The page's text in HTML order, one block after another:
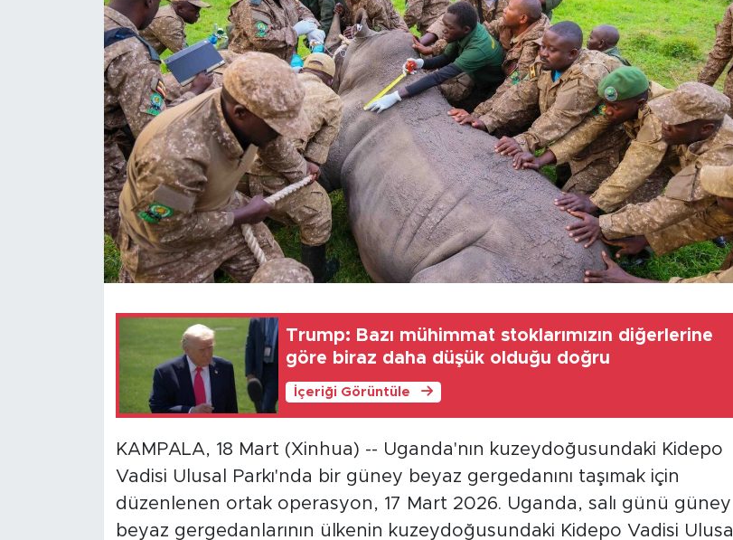
Trump: Bazı mühimmat stoklarımızın diğerlerine
göre biraz daha düşük olduğu doğru
İçeriği Görüntüle
KAMPALA, 18 Mart (Xinhua) -- Uganda'nın kuzeydoğusundaki Kidepo
Vadisi Ulusal Parkı'nda bir güney beyaz gergedanını taşımak için
düzenlenen ortak operasyon, 17 Mart 2026. Uganda, salı günü güney
beyaz gergedanlarının ülkenin kuzeydoğusundaki Kidepo Vadisi Ulusal
Foto Haber
Xinhua Türkiye
Seyahat